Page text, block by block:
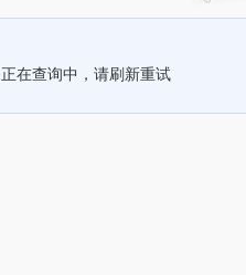
正在查询中，请刷新重试